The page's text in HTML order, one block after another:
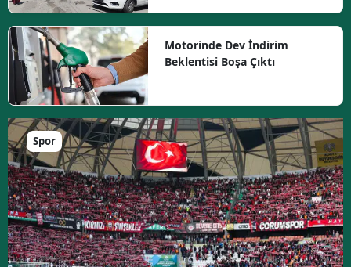
Motorinde Dev İndirim
Beklentisi Boşa Çıktı
Spor